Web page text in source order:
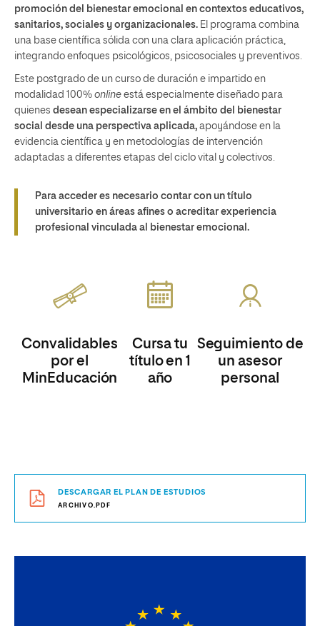
promoción del bienestar emocional en contextos educativos,
sanitarios, sociales y organizacionales. El programa combina
una base científica sólida con una clara aplicación práctica,
integrando enfoques psicológicos, psicosociales y preventivos.
Este postgrado de un curso de duración e impartido en
modalidad 100% online está especialmente diseñado para
quienes desean especializarse en el ámbito del bienestar
social desde una perspectiva aplicada, apoyándose en la
evidencia científica y en metodologías de intervención
adaptadas a diferentes etapas del ciclo vital y colectivos.
Para acceder es necesario contar con un título
universitario en áreas afines o acreditar experiencia
profesional vinculada al bienestar emocional.
Convalidables
por el
MinEducación
Cursa tu
título en 1
año
Seguimiento de
un asesor
personal
DESCARGAR EL PLAN DE ESTUDIOS
ARCHIVO.PDF